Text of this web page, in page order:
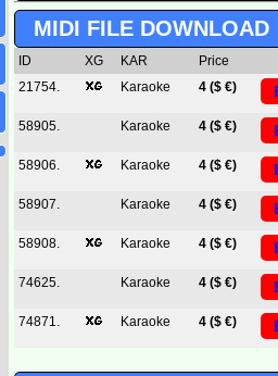
MIDI FILE DOWNLOAD
ID XG KAR
Price
21754.
Karaoke 4 ($ €)
58905. Karaoke 4 ($ €)
58906. Karaoke 4 ($ €)
58907. Karaoke 4 ($ €)
58908. Karaoke 4 ($ €)
74625. Karaoke 4 ($ €)
74871. Karaoke 4 ($ €)